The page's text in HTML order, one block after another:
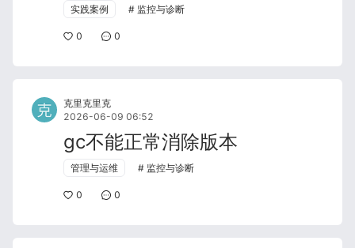
实践案例 监控与诊断
0 0
克里克里克
2026-06-09 06:52
gc不能正常消除版本
管理与运维 监控与诊断
0 0